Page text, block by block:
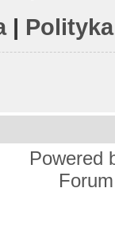
|
Powered